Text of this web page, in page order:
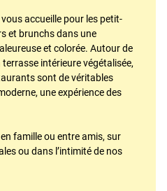
accueille pour les petit-
et brunchs dans une
et colorée. Autour de
intérieure végétalisée,
sont de véritables
une expérience des
famille ou entre amis, sur
ou dans l’intimité de nos